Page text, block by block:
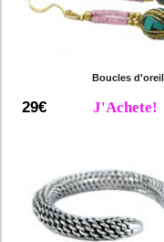
Boucles
29€ J'Achete!